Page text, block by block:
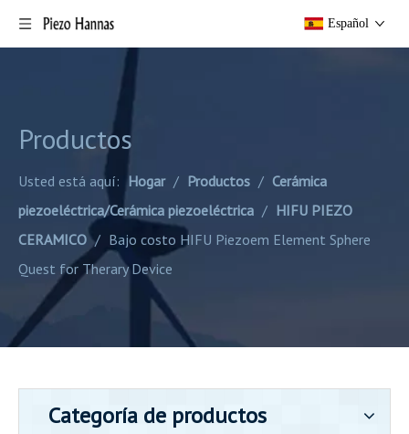
Español
Productos
Usted está aquí: Hogar / Productos / Cerámica
piezoeléctrica/Cerámica piezoeléctrica / HIFU PIEZO
CERAMICO / Bajo costo HIFU Piezoem Element Sphere
Quest for Therary Device
Categoría de productos